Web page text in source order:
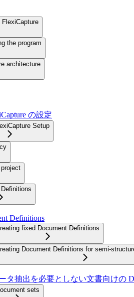
FlexiCapture
the program
architecture
の設定
Setup
Definitions
fixed Document Definitions
Document Definitions for semi-
タ抽出を必要としない文書向けの
sets